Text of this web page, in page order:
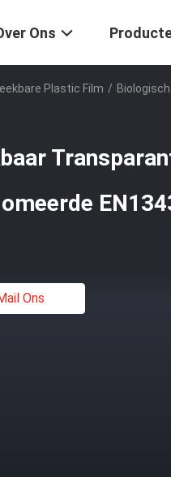
Ons
Plastic Film /
Ons